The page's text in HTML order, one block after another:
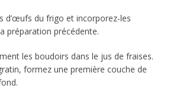
d’œufs du frigo et incorporez-les
préparation précédente.
les boudoirs dans le jus de fraises.
formez une première couche de